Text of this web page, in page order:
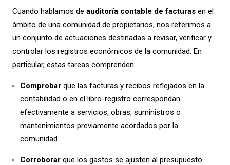
Cuando hablamos de auditoría contable de facturasen el
ámbito de una comunidad de propietarios, nos referimos a
un conjunto de actuaciones destinadas a revisar, verificar y
controlar los registros económicos de la comunidad. En
particular, estas tareas comprenden:
Comprobarque las facturas y recibos reflejados en la
contabilidad o en el libro-registro correspondan
efectivamente a servicios, obras, suministros o
mantenimientos previamente acordados por la
comunidad.
Corroborarque los gastos se ajusten al presupuesto